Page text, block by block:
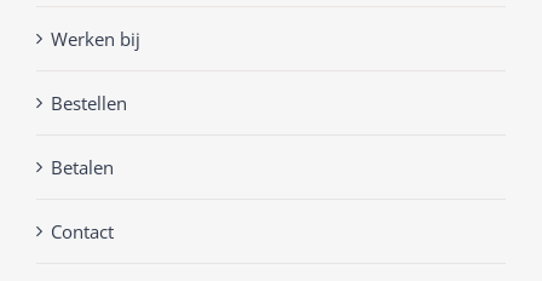
Werken bij
Bestellen
Betalen
Contact